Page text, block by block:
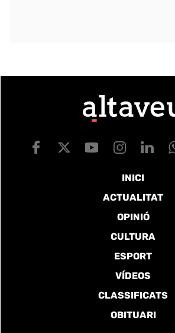
INICI
ACTUALITAT
OPINIÓ
CULTURA
ESPORT
VÍDEOS
CLASSIFICATS
OBITUARI